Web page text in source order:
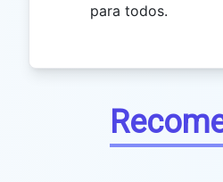
para todos.